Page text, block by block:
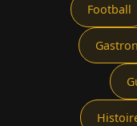
Football